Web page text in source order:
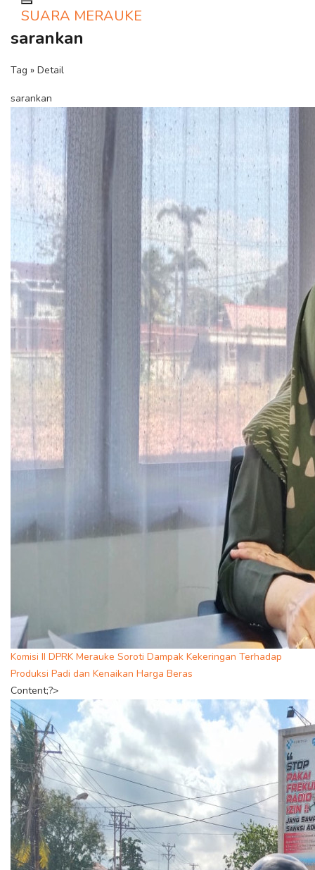
Toggle navigation
SUARA MERAUKE
sarankan
Tag » Detail
sarankan
Komisi II DPRK Merauke Soroti Dampak Kekeringan Terhadap
Produksi Padi dan Kenaikan Harga Beras
Content;?>